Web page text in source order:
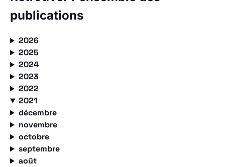
publications
2026
2025
2024
2023
2022
2021
décembre
novembre
octobre
septembre
août